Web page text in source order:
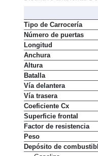
Tipo de Carrocería
Número de puertas
Longitud
Anchura
Altura
Batalla
Vía delantera
Vía trasera
Coeficiente Cx
Superficie frontal
Factor de resistencia
Peso